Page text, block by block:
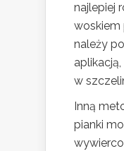
najlepiej
woskiem
należy
w
Inną
pianki